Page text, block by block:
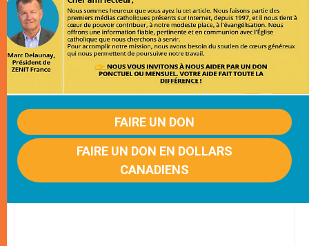
FAIRE UN DON
FAIRE UN DON EN DOLLARS
CANADIENS